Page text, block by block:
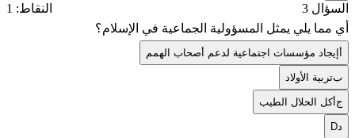
السؤال 3
النقاط: 1
أي مما يلي يمثل المسؤولية الجماعية في الإسلام؟
إيجاد مؤسسات اجتماعية لدعم أصحاب الهمم
بتربية الأولاد
جأكل الحلال الطيب
D